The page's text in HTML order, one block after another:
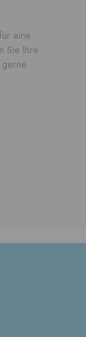
eine
Sie Ihre